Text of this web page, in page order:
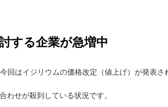
する企業が急増中
はイジリウムの価格改定（値上げ）が発表さ
せが殺到している状況です。